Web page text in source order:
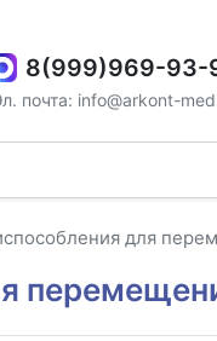
8(999)969-93-
почта: info@arkont-
для